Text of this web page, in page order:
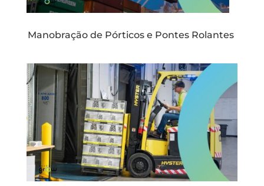
Manobração de Pórticos e Pontes Rolantes